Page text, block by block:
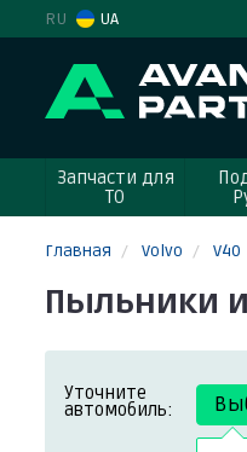
RU UA
Запчасти для
ТО
Главная Volvo V40
Пыльники и
Уточните
автомобиль: